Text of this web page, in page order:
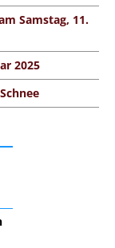
Samstag, 11.
2025